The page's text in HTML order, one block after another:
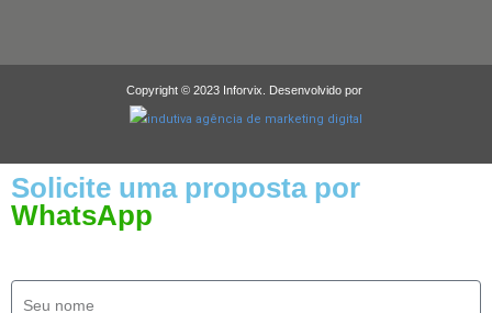
Copyright © 2023 Inforvix. Desenvolvido por
Solicite uma proposta por
WhatsApp